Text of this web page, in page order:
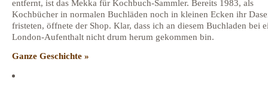
entfernt, ist das Mekka für Kochbuch-Sammler. Bereits 1983, als
Kochbücher in normalen Buchläden noch in kleinen Ecken ihr
fristeten, öffnete der Shop. Klar, dass ich an diesem Buchladen bei
London-Aufenthalt nicht drum herum gekommen bin.
Ganze Geschichte »